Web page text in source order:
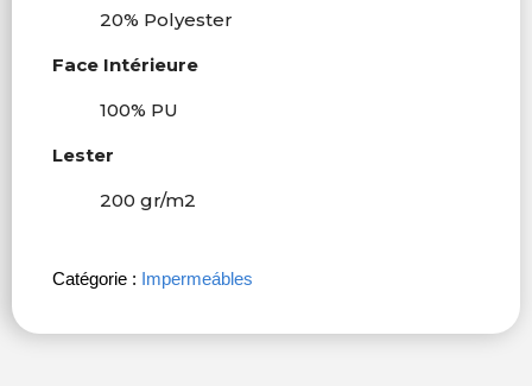
20% Polyester
Face Intérieure
100% PU
Lester
200 gr/m2
Catégorie : Impermeábles